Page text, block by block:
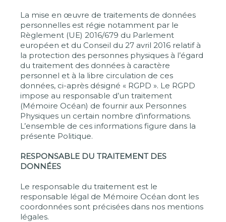
La mise en œuvre de traitements de données
personnelles est régie notamment par le
Règlement (UE) 2016/679 du Parlement
européen et du Conseil du 27 avril 2016 relatif à
la protection des personnes physiques à l’égard
du traitement des données à caractère
personnel et à la libre circulation de ces
données, ci-après désigné « RGPD ». Le RGPD
impose au responsable d’un traitement
(Mémoire Océan) de fournir aux Personnes
Physiques un certain nombre d’informations.
L’ensemble de ces informations figure dans la
présente Politique.
RESPONSABLE DU TRAITEMENT DES
DONNÉES
Le responsable du traitement est le
responsable légal de Mémoire Océan dont les
coordonnées sont précisées dans nos mentions
légales.